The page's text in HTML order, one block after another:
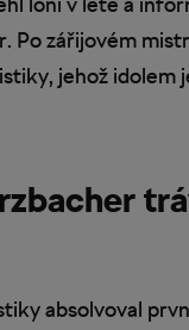
Po zářijovém
jehož
absolvoval